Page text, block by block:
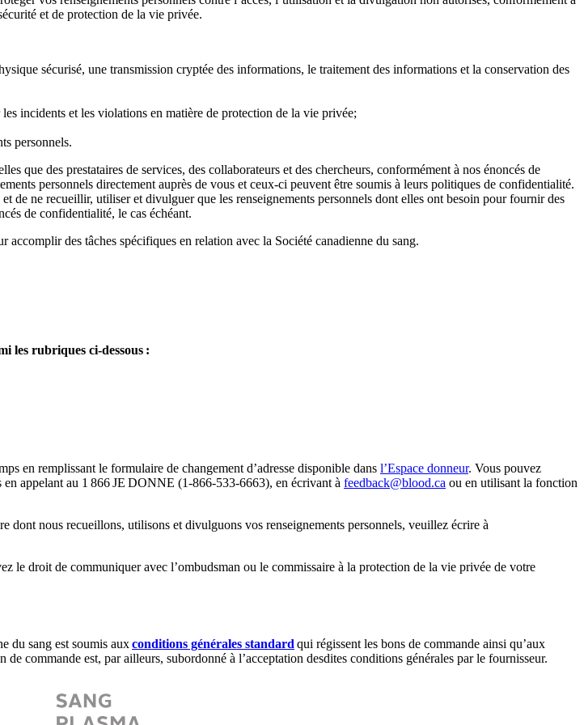
et de protection de la vie privée.
sécurisé, une transmission cryptée des informations, le traitement des informations et la conservation des
incidents et les violations en matière de protection de la vie privée;
personnels.
que des prestataires de services, des collaborateurs et des chercheurs, conformément à nos énoncés de
personnels directement auprès de vous et ceux-ci peuvent être soumis à leurs politiques de confidentialité.
de ne recueillir, utiliser et divulguer que les renseignements personnels dont elles ont besoin pour fournir des
de confidentialité, le cas échéant.
accomplir des tâches spécifiques en relation avec la Société canadienne du sang.
les rubriques ci-dessous :
en remplissant le formulaire de changement d’adresse disponible dans l’Espace donneur. Vous pouvez
appelant au 1 866 JE DONNE (1-866-533-6663), en écrivant à feedback@blood.ca ou en utilisant la fonction
dont nous recueillons, utilisons et divulguons vos renseignements personnels, veuillez écrire à
le droit de communiquer avec l’ombudsman ou le commissaire à la protection de la vie privée de votre
du sang est soumis auxconditions générales standard qui régissent les bons de commande ainsi qu’aux
commande est, par ailleurs, subordonné à l’acceptation desdites conditions générales par le fournisseur.